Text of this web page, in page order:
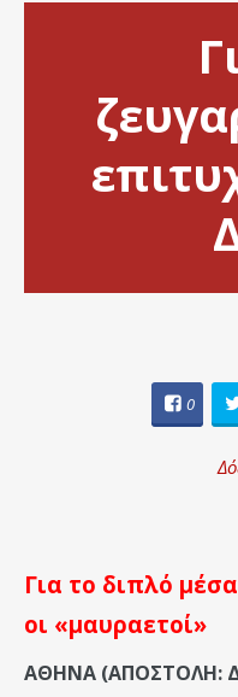
0
Για το διπλό
οι «μαυραετοί»
ΑΘΗΝΑ (ΑΠΟΣΤΟΛΗ: